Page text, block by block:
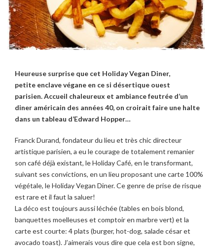
Heureuse surprise que cet Holiday Vegan Diner,
petite enclave végane en ce si désertique ouest
parisien. Accueil chaleureux et ambiance feutrée d’un
diner américain des années 40, on croirait faire une halte
dans un tableau d’Edward Hopper…
Franck Durand, fondateur du lieu et très chic directeur
artistique parisien, a eu le courage de totalement remanier
son café déjà existant, le Holiday Café, en le transformant,
suivant ses convictions, en un lieu proposant une carte 100%
végétale, le Holiday Vegan Diner. Ce genre de prise de risque
est rare et il faut la saluer!
La déco est toujours aussi léchée (tables en bois blond,
banquettes moelleuses et comptoir en marbre vert) et la
carte est courte: 4 plats (burger, hot-dog, salade césar et
avocado toast). J’aimerais vous dire que cela est bon signe,